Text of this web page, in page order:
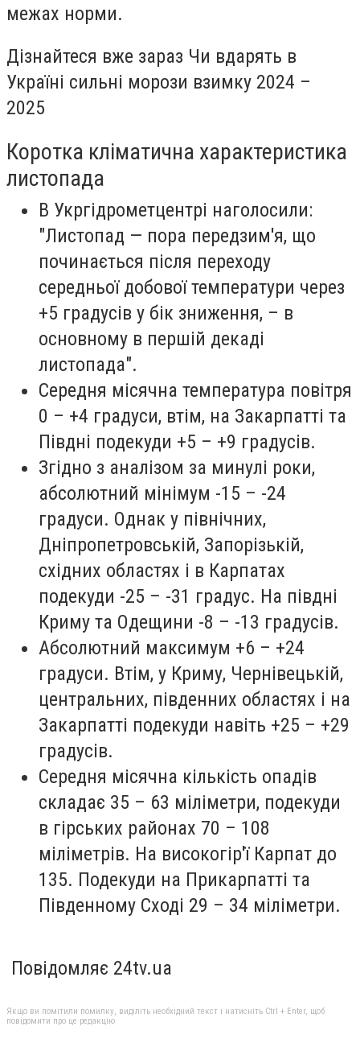
межах норми.
Дізнайтеся вже зараз Чи вдарять в
Україні сильні морози взимку 2024 –
2025
Коротка кліматична характеристика
листопада
В Укргідрометцентрі наголосили:
"Листопад — пора передзим'я, що
починається після переходу
середньої добової температури через
+5 градусів у бік зниження, – в
основному в першій декаді
листопада".
Середня місячна температура повітря
0 – +4 градуси, втім, на Закарпатті та
Півдні подекуди +5 – +9 градусів.
Згідно з аналізом за минулі роки,
абсолютний мінімум -15 – -24
градуси. Однак у північних,
Дніпропетровській, Запорізькій,
східних областях і в Карпатах
подекуди -25 – -31 градус. На півдні
Криму та Одещини -8 – -13 градусів.
Абсолютний максимум +6 – +24
градуси. Втім, у Криму, Чернівецькій,
центральних, південних областях і на
Закарпатті подекуди навіть +25 – +29
градусів.
Середня місячна кількість опадів
складає 35 – 63 міліметри, подекуди
в гірських районах 70 – 108
міліметрів. На високогір'ї Карпат до
135. Подекуди на Прикарпатті та
Південному Сході 29 – 34 міліметри.
Повідомляє 24tv.ua
Якщо ви помітили помилку, виділіть необхідний текст і натисніть Ctrl + Enter, щоб
повідомити про це редакцію